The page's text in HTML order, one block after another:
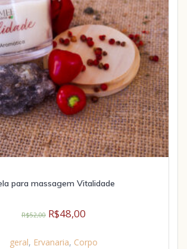
para massagem Vitalidade
R$52,00 R$48,00
geral, Ervanaria, Corpo